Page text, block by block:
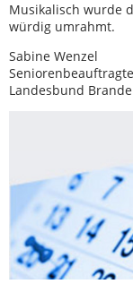
Musikalisch wurde
würdig umrahmt.
Sabine Wenzel
Landesbund